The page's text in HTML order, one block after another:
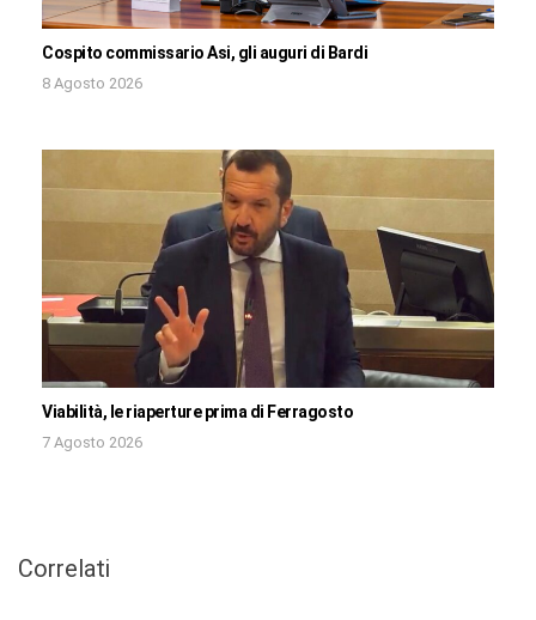
Cospito commissario Asi, gli auguri di Bardi
8 Agosto 2026
Viabilità, le riaperture prima di Ferragosto
7 Agosto 2026
Correlati